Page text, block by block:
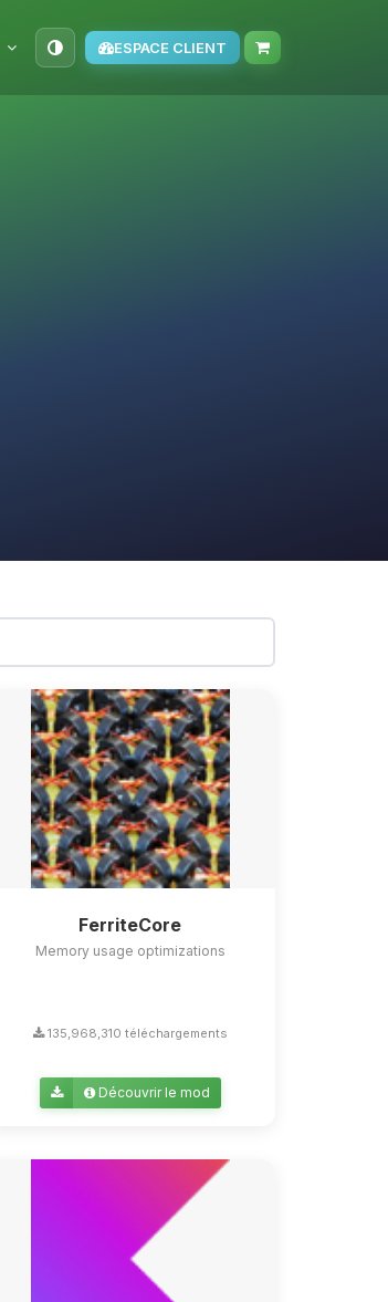
ESPACE CLIENT
FerriteCore
Memory usage optimizations
135,968,310 téléchargements
Découvrir le mod